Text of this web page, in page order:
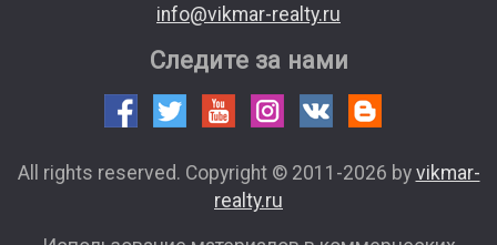
info@vikmar-realty.ru
Следите за нами
All rights reserved. Copyright © 2011-2026 by vikmar-
realty.ru